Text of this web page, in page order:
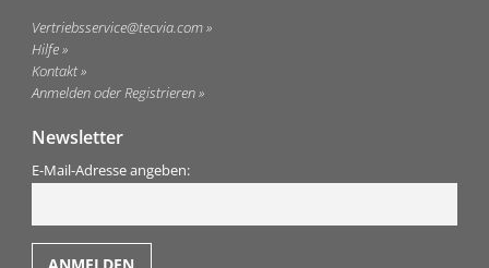
Vertriebsservice@tecvia.com
Hilfe
Kontakt
Anmelden oder Registrieren
Newsletter
E-Mail-Adresse angeben: